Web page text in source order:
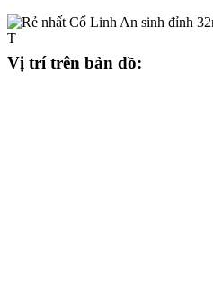
Vị trí trên bản đồ: